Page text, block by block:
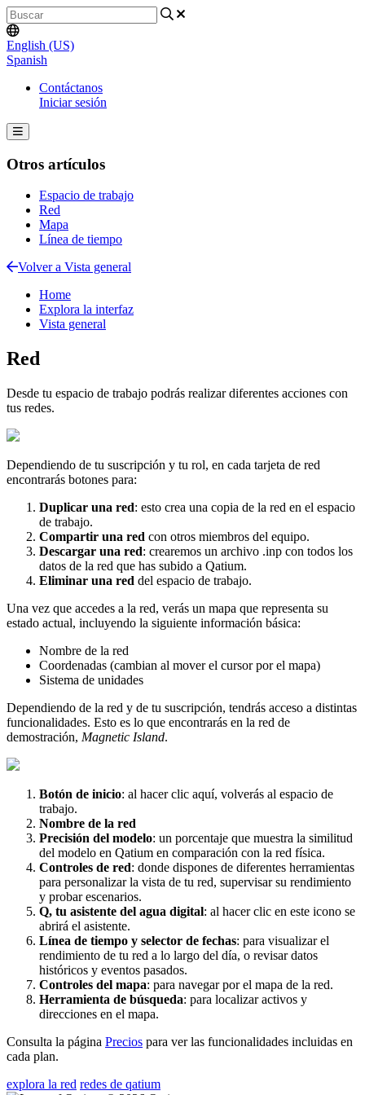
English (US)
Spanish
Contáctanos
Iniciar sesión
Otros artículos
Espacio de trabajo
Red
Mapa
Línea de tiempo
Volver a Vista general
Home
Explora la interfaz
Vista general
Red
Desde tu espacio de trabajo podrás realizar diferentes acciones con
tus redes.
Dependiendo de tu suscripción y tu rol, en cada tarjeta de red
encontrarás botones para:
Duplicar una red: esto crea una copia de la red en el espacio
de trabajo.
Compartir una red con otros miembros del equipo.
Descargar una red: crearemos un archivo .inp con todos los
datos de la red que has subido a Qatium.
Eliminar una red del espacio de trabajo.
Una vez que accedes a la red, verás un mapa que representa su
estado actual, incluyendo la siguiente información básica:
Nombre de la red
Coordenadas (cambian al mover el cursor por el mapa)
Sistema de unidades
Dependiendo de la red y de tu suscripción, tendrás acceso a distintas
funcionalidades. Esto es lo que encontrarás en la red de
demostración, Magnetic Island.
Botón de inicio: al hacer clic aquí, volverás al espacio de
trabajo.
Nombre de la red
Precisión del modelo: un porcentaje que muestra la similitud
del modelo en Qatium en comparación con la red física.
Controles de red: donde dispones de diferentes herramientas
para personalizar la vista de tu red, supervisar su rendimiento
y probar escenarios.
Q, tu asistente del agua digital: al hacer clic en este icono se
abrirá el asistente.
Línea de tiempo y selector de fechas: para visualizar el
rendimiento de tu red a lo largo del día, o revisar datos
históricos y eventos pasados.
Controles del mapa: para navegar por el mapa de la red.
Herramienta de búsqueda: para localizar activos y
direcciones en el mapa.
Consulta la página Precios para ver las funcionalidades incluidas en
cada plan.
explora la red redes de qatium